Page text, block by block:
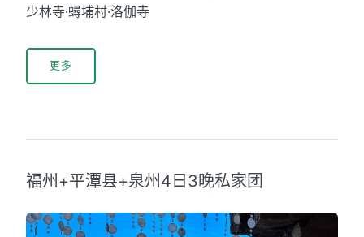
少林寺·蟳埔村·洛伽寺
更多
福州+平潭县+泉州4日3晚私家团